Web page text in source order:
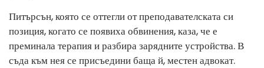
Питърсън, която се оттегли от преподавателската си
позиция, когато се появиха обвинения, каза, че е
преминала терапия и разбира зарядните устройства. В
съда към нея се присъедини баща й, местен адвокат.